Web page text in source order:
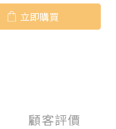
立即購買
顧客評價